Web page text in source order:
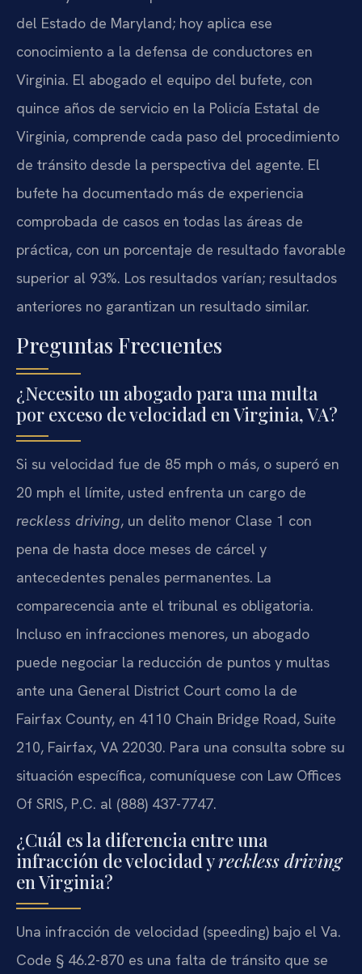
del Estado de Maryland; hoy aplica ese
conocimiento a la defensa de conductores en
Virginia. El abogado el equipo del bufete, con
quince años de servicio en la Policía Estatal de
Virginia, comprende cada paso del procedimiento
de tránsito desde la perspectiva del agente. El
bufete ha documentado más de experiencia
comprobada de casos en todas las áreas de
práctica, con un porcentaje de resultado favorable
superior al 93%. Los resultados varían; resultados
anteriores no garantizan un resultado similar.
Preguntas Frecuentes
¿Necesito un abogado para una multa
por exceso de velocidad en Virginia, VA?
Si su velocidad fue de 85 mph o más, o superó en
20 mph el límite, usted enfrenta un cargo de
reckless driving, un delito menor Clase 1 con
pena de hasta doce meses de cárcel y
antecedentes penales permanentes. La
comparecencia ante el tribunal es obligatoria.
Incluso en infracciones menores, un abogado
puede negociar la reducción de puntos y multas
ante una General District Court como la de
Fairfax County, en 4110 Chain Bridge Road, Suite
210, Fairfax, VA 22030. Para una consulta sobre su
situación específica, comuníquese con Law Offices
Of SRIS, P.C. al (888) 437-7747.
¿Cuál es la diferencia entre una
infracción de velocidad yreckless driving
en Virginia?
Una infracción de velocidad (speeding) bajo el Va.
Code § 46.2-870 es una falta de tránsito que se